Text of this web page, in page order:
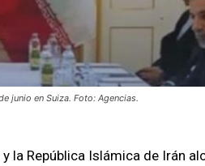
junio en Suiza. Foto: Agencias.
la República Islámica de Irán